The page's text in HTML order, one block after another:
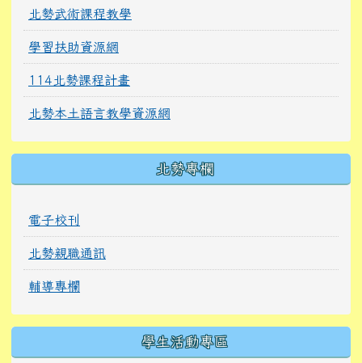
北勢武術課程教學
學習扶助資源網
114北勢課程計畫
北勢本土語言教學資源網
北勢專欄
電子校刊
北勢親職通訊
輔導專欄
學生活動專區